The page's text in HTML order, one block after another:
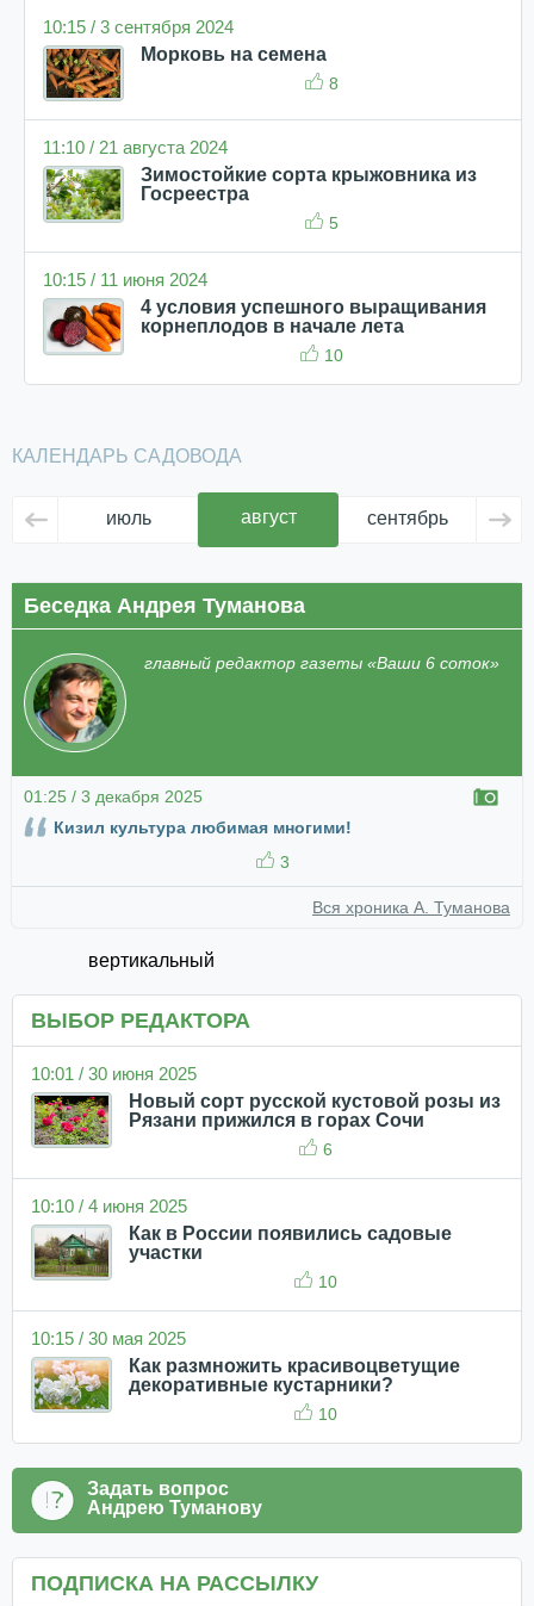
10:15 / 3 сентября 2024
Морковь на семена
8
11:10 / 21 августа 2024
Зимостойкие сорта крыжовника из
Госреестра
5
10:15 / 11 июня 2024
4 условия успешного выращивания
корнеплодов в начале лета
10
КАЛЕНДАРЬ САДОВОДА
июль август сентябрь
Беседка Андрея Туманова
главный редактор газеты «Ваши 6 соток»
01:25 / 3 декабря 2025
Кизил культура любимая многими!
3
Вся хроника А. Туманова
вертикальный
ВЫБОР РЕДАКТОРА
10:01 / 30 июня 2025
Новый сорт русской кустовой розы из
Рязани прижился в горах Сочи
6
10:10 / 4 июня 2025
Как в России появились садовые
участки
10
10:15 / 30 мая 2025
Как размножить красивоцветущие
декоративные кустарники?
10
Задать вопрос
Андрею Туманову
ПОДПИСКА НА РАССЫЛКУ